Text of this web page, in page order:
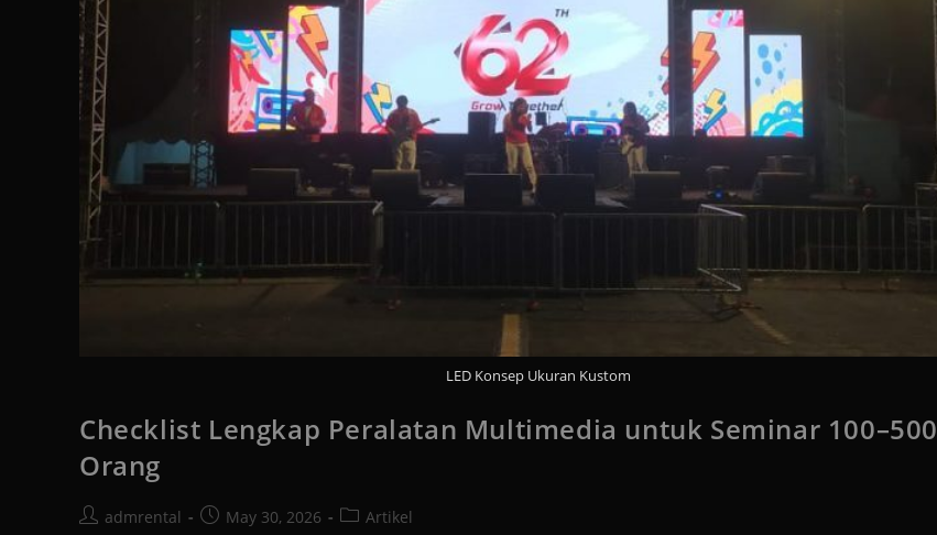
LED Konsep Ukuran Kustom
Checklist Lengkap Peralatan Multimedia untuk Seminar 100–500
Orang
admrental May 30, 2026 Artikel